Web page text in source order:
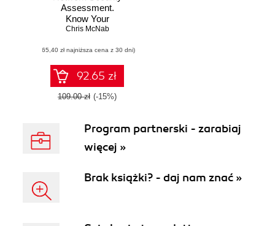
Assessment.
Know Your
Network
Chris McNab
(65,40 zł najniższa cena z 30 dni)
92.65 zł
109.00 zł (-15%)
Program partnerski - zarabiaj
więcej »
Brak książki? - daj nam znać »